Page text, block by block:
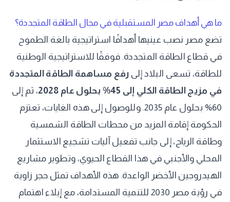
ما هي أهداف مصر المستقبلية في مجال الطاقة المتجددة؟
تضع مصر نصب عينيها أهدافًا استراتيجية بالغة الطموح
في قطاع الطاقة المتجددة. فوفقًا للاستراتيجية الوطنية
للطاقة، تسعى البلاد إلى رفع مساهمة الطاقة المتجددة
في مزيج الطاقة الكلي إلى 45% بحلول عام 2028
، ثم إلى
60% بحلول عام 2035. وللوصول إلى هذه الغايات، تعتزم
الحكومة إقامة المزيد من محطات الطاقة الشمسية
وطاقة الرياح، إلى جانب تفعيل آليات تشجيع الاستثمار
المحلي والأجنبي في هذا القطاع الحيوي، وتطوير مشاريع
الهيدروجين الأخضر الواعدة. هذه الأهداف تمثل حجر زاوية
في رؤية مصر 2030 للتنمية المستدامة، مع إيلاء اهتمام